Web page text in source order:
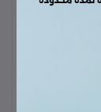
افتراضياً